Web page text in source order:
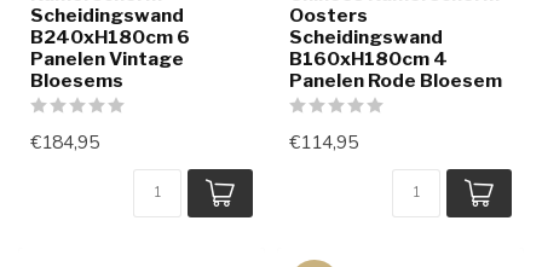
Scheidingswand
B240xH180cm 6
Panelen Vintage
Bloesems
€184,95
Oosters
Scheidingswand
B160xH180cm 4
Panelen Rode Bloesem
€114,95